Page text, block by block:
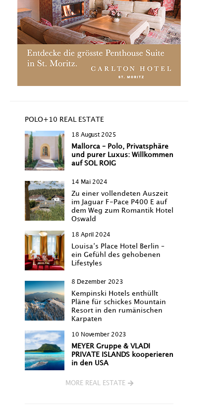
POLO+10 REAL ESTATE
18 August 2025
Mallorca – Polo, Privatsphäre
und purer Luxus: Willkommen
auf SOL ROIG
14 Mai 2024
Zu einer vollendeten Auszeit
im Jaguar F-Pace P400 E auf
dem Weg zum Romantik Hotel
Oswald
18 April 2024
Louisa‘s Place Hotel Berlin –
ein Gefühl des gehobenen
Lifestyles
8 Dezember 2023
Kempinski Hotels enthüllt
Pläne für schickes Mountain
Resort in den rumänischen
Karpaten
10 November 2023
MEYER Gruppe & VLADI
PRIVATE ISLANDS kooperieren
in den USA
MORE REAL ESTATE